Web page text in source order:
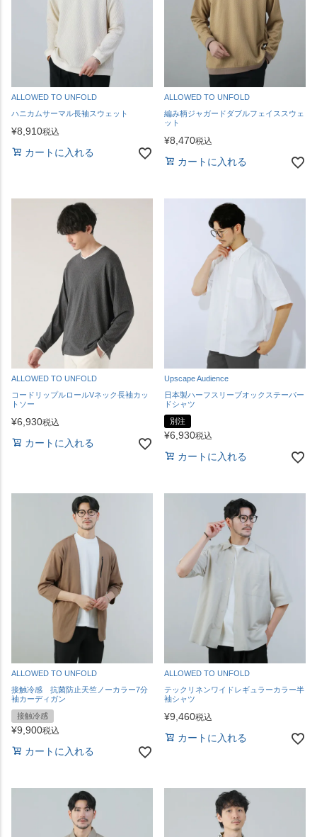
ALLOWED TO UNFOLD
ハニカムサーマル長袖スウェット
¥8,910税込
カートに入れる
ALLOWED TO UNFOLD
編み柄ジャガードダブルフェイススウェ
ット
¥8,470税込
カートに入れる
ALLOWED TO UNFOLD
コードリップルロールVネック長袖カッ
トソー
¥6,930税込
カートに入れる
Upscape Audience
日本製ハーフスリーブオックステーパー
ドシャツ
別注
¥6,930税込
カートに入れる
ALLOWED TO UNFOLD
接触冷感 抗菌防止天竺ノーカラー7分
袖カーディガン
接触冷感
¥9,900税込
カートに入れる
ALLOWED TO UNFOLD
テックリネンワイドレギュラーカラー半
袖シャツ
¥9,460税込
カートに入れる